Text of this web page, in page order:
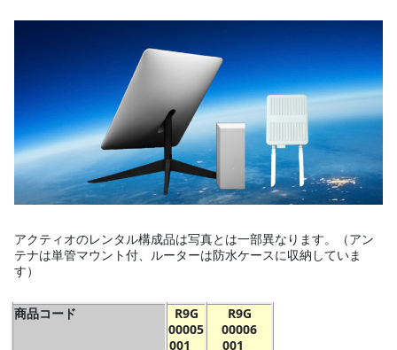
アクティオのレンタル構成品は写真とは一部異なります。（アン
テナは単管マウント付、ルーターは防水ケースに収納していま
す）
商品コード
R9G
00005
001
R9G
00006
001